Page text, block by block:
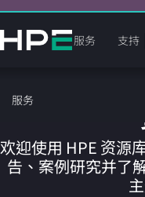
转
到
目
录
产品 服务 支持
服务
欢迎使用 HPE 资源
告、案例研究并了